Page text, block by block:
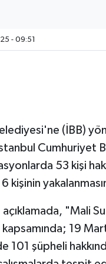
- 09:51
(İBB)
Cumhuriyet
53 kişi
6 kişinin
açıklamada,
19
101 şüpheli